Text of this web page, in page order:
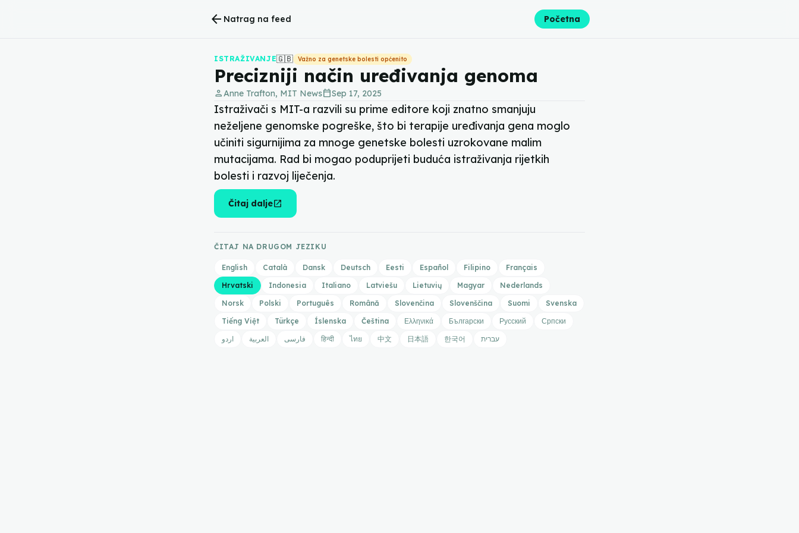
arrow_back Natrag na feed Početna
ISTRAŽIVANJE🇬🇧 Važno za genetske bolesti općenito
Precizniji način uređivanja genoma
personAnne Trafton, MIT Newscalendar_todaySep 17, 2025
Istraživači s MIT-a razvili su prime editore koji znatno smanjuju
neželjene genomske pogreške, što bi terapije uređivanja gena moglo
učiniti sigurnijima za mnoge genetske bolesti uzrokovane malim
mutacijama. Rad bi mogao poduprijeti buduća istraživanja rijetkih
bolesti i razvoj liječenja.
Čitaj daljeopen_in_new
ČITAJ NA DRUGOM JEZIKU
English Català Dansk Deutsch Eesti Español Filipino
Français
Hrvatski
Indonesia Italiano Latviešu Lietuvių Magyar
Nederlands
Norsk
Polski Português Română Slovenčina Slovenščina Suomi
Svenska
Tiếng Việt
Türkçe Íslenska Čeština Ελληνικά Български Русский
Српски
اردو
العربية فارسی हिन्दी ไทย 中文 日本語 한국어 עברית